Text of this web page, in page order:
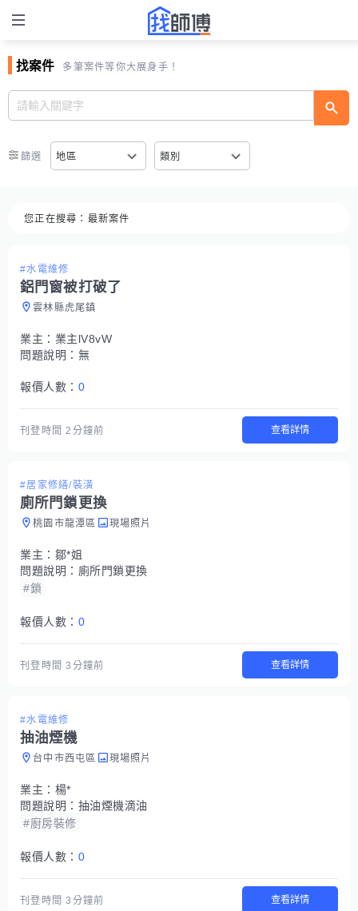
找案件 多筆案件等你大展身手！
篩選 地區 類別
您正在搜尋： 最新案件
#水電維修
鋁門窗被打破了
雲林縣虎尾鎮
業主： 業主lV8vW
問題說明： 無
報價人數： 0
刊登時間2分鐘前 查看詳情
#居家修繕/裝潢
廁所門鎖更換
桃園市龍潭區 現場照片
業主： 鄒*姐
問題說明： 廁所門鎖更換
#鎖
報價人數： 0
刊登時間3分鐘前 查看詳情
#水電維修
抽油煙機
台中市西屯區 現場照片
業主： 楊*
問題說明： 抽油煙機滴油
#廚房裝修
報價人數： 0
刊登時間3分鐘前 查看詳情